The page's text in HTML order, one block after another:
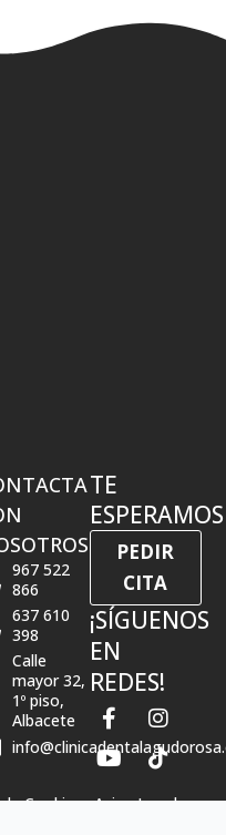
967 522
866
637 610
398
Calle
mayor 32,
1º piso,
Albacete
TE
ESPERAMOS
PEDIR
CITA
¡SÍGUENOS
EN
REDES!
F
a
c
e
b
I
n
s
t
a
Y
o
u
t
u
T
i
k
t
o
Cookies · Aviso Legal